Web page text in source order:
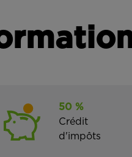
50 %
Crédit
d'impôts